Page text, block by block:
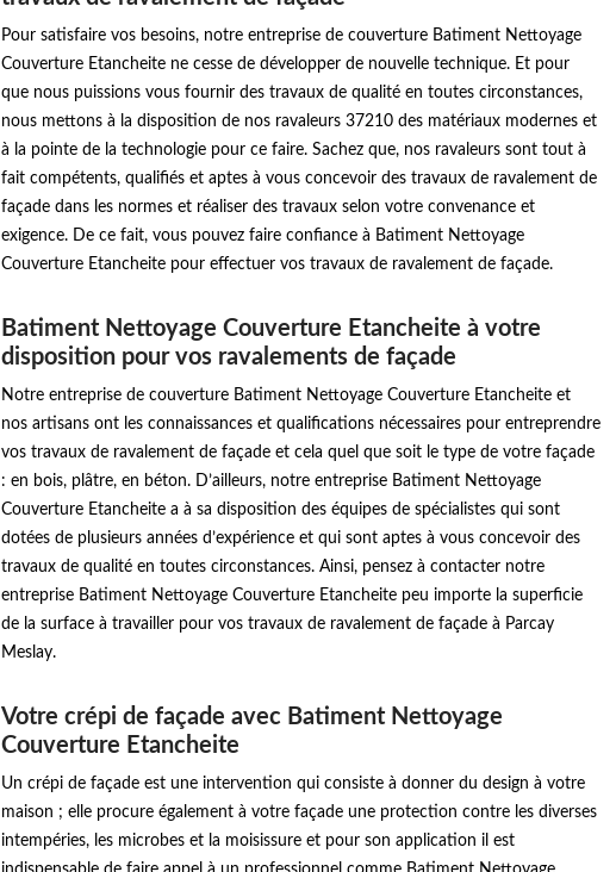
Pour satisfaire vos besoins, notre entreprise de couverture Batiment Nettoyage
Couverture Etancheite ne cesse de développer de nouvelle technique. Et pour
que nous puissions vous fournir des travaux de qualité en toutes circonstances,
nous mettons à la disposition de nos ravaleurs 37210 des matériaux modernes et
à la pointe de la technologie pour ce faire. Sachez que, nos ravaleurs sont tout à
fait compétents, qualifiés et aptes à vous concevoir des travaux de ravalement de
façade dans les normes et réaliser des travaux selon votre convenance et
exigence. De ce fait, vous pouvez faire confiance à Batiment Nettoyage
Couverture Etancheite pour effectuer vos travaux de ravalement de façade.
Batiment Nettoyage Couverture Etancheite à votre
disposition pour vos ravalements de façade
Notre entreprise de couverture Batiment Nettoyage Couverture Etancheite et
nos artisans ont les connaissances et qualifications nécessaires pour entreprendre
vos travaux de ravalement de façade et cela quel que soit le type de votre façade
: en bois, plâtre, en béton. D’ailleurs, notre entreprise Batiment Nettoyage
Couverture Etancheite a à sa disposition des équipes de spécialistes qui sont
dotées de plusieurs années d’expérience et qui sont aptes à vous concevoir des
travaux de qualité en toutes circonstances. Ainsi, pensez à contacter notre
entreprise Batiment Nettoyage Couverture Etancheite peu importe la superficie
de la surface à travailler pour vos travaux de ravalement de façade à Parcay
Meslay.
Votre crépi de façade avec Batiment Nettoyage
Couverture Etancheite
Un crépi de façade est une intervention qui consiste à donner du design à votre
maison ; elle procure également à votre façade une protection contre les diverses
intempéries, les microbes et la moisissure et pour son application il est